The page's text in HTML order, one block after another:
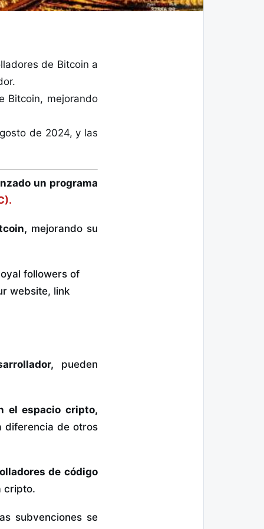
de Bitcoin a
Bitcoin, mejorando
de 2024, y las
un programa
mejorando su
followers of
website, link
pueden
el espacio cripto,
diferencia de otros
de código
cripto.
subvenciones se